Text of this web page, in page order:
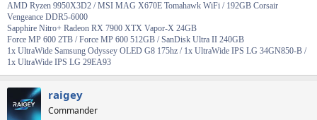
AMD Ryzen 9950X3D2 / MSI MAG X670E Tomahawk WiFi / 192GB Corsair
Vengeance DDR5-6000
Sapphire Nitro+ Radeon RX 7900 XTX Vapor-X 24GB
Force MP 600 2TB /Force MP 600 512GB / SanDisk Ultra II 240GB
1x UltraWide Samsung Odyssey OLED G8 175hz / 1x UltraWide IPS LG 34GN850-B /
1x UltraWide IPS LG 29EA93
raigey
Commander